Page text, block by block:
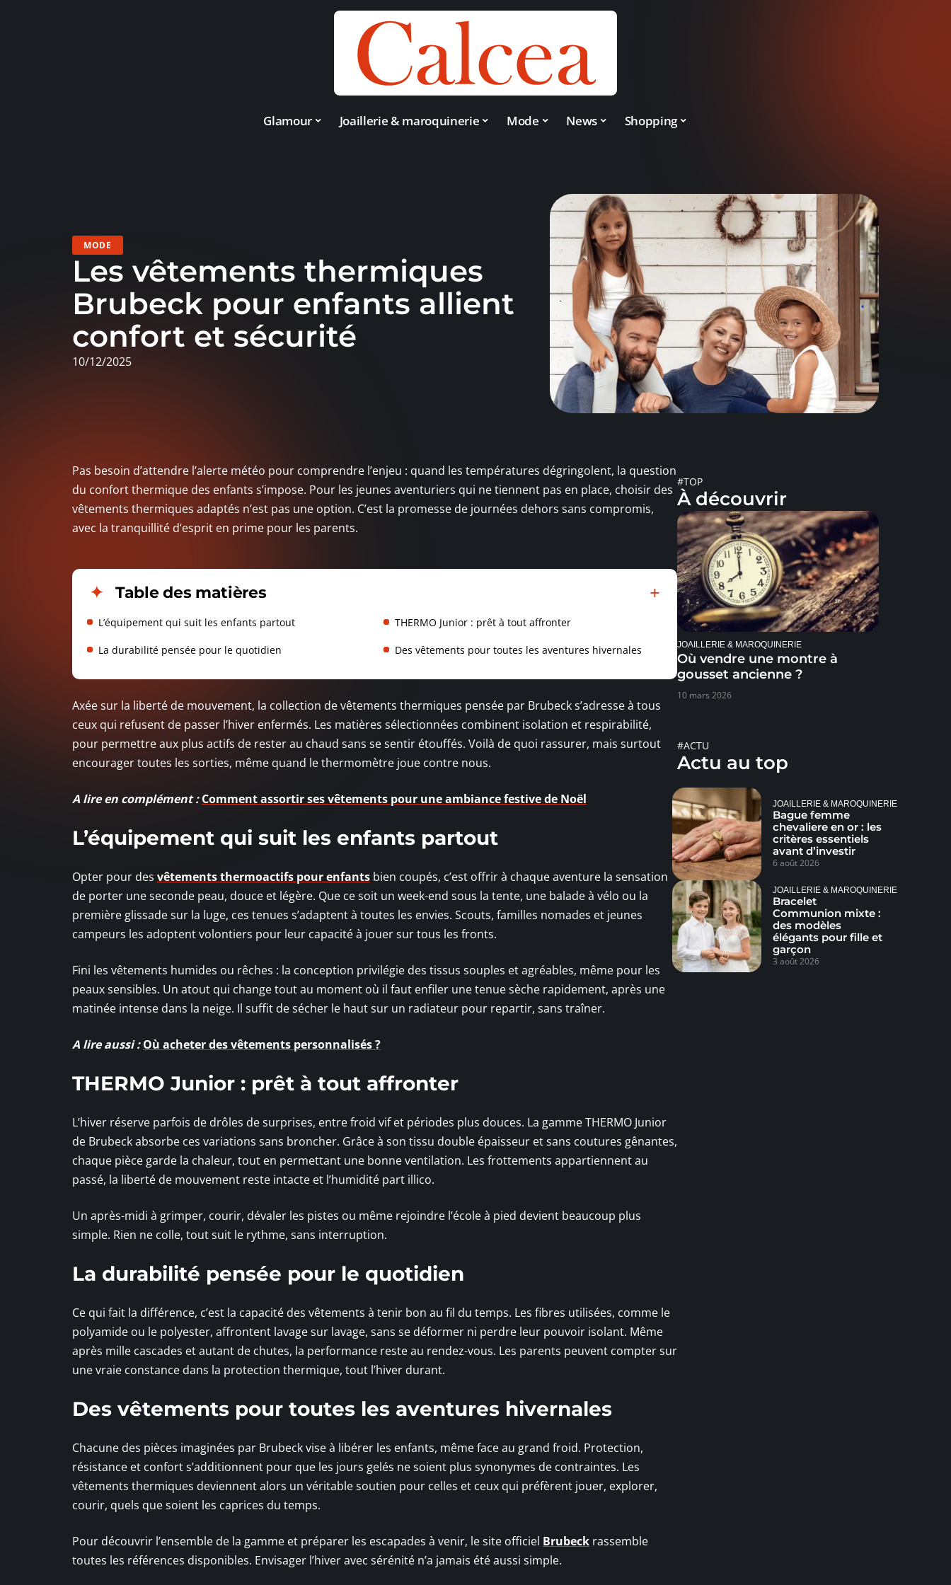
Glamour Joaillerie & maroquinerie Mode News Shopping
MODE
Les vêtements thermiques
Brubeck pour enfants allient
confort et sécurité
10/12/2025
Pas besoin d’attendre l’alerte météo pour comprendre l’enjeu : quand les températures dégringolent, la question
du confort thermique des enfants s’impose. Pour les jeunes aventuriers qui ne tiennent pas en place, choisir des
vêtements thermiques adaptés n’est pas une option. C’est la promesse de journées dehors sans compromis,
avec la tranquillité d’esprit en prime pour les parents.
Table des matières
L’équipement qui suit les enfants partout THERMO Junior : prêt à tout affronter
La durabilité pensée pour le quotidien Des vêtements pour toutes les aventures hivernales
Axée sur la liberté de mouvement, la collection de vêtements thermiques pensée par Brubeck s’adresse à tous
ceux qui refusent de passer l’hiver enfermés. Les matières sélectionnées combinent isolation et respirabilité,
pour permettre aux plus actifs de rester au chaud sans se sentir étouffés. Voilà de quoi rassurer, mais surtout
encourager toutes les sorties, même quand le thermomètre joue contre nous.
A lire en complément : Comment assortir ses vêtements pour une ambiance festive de Noël
L’équipement qui suit les enfants partout
Opter pour des vêtements thermoactifs pour enfants bien coupés, c’est offrir à chaque aventure la sensation
de porter une seconde peau, douce et légère. Que ce soit un week-end sous la tente, une balade à vélo ou la
première glissade sur la luge, ces tenues s’adaptent à toutes les envies. Scouts, familles nomades et jeunes
campeurs les adoptent volontiers pour leur capacité à jouer sur tous les fronts.
Fini les vêtements humides ou rêches : la conception privilégie des tissus souples et agréables, même pour les
peaux sensibles. Un atout qui change tout au moment où il faut enfiler une tenue sèche rapidement, après une
matinée intense dans la neige. Il suffit de sécher le haut sur un radiateur pour repartir, sans traîner.
A lire aussi : Où acheter des vêtements personnalisés ?
THERMO Junior : prêt à tout affronter
L’hiver réserve parfois de drôles de surprises, entre froid vif et périodes plus douces. La gamme THERMO Junior
de Brubeck absorbe ces variations sans broncher. Grâce à son tissu double épaisseur et sans coutures gênantes,
chaque pièce garde la chaleur, tout en permettant une bonne ventilation. Les frottements appartiennent au
passé, la liberté de mouvement reste intacte et l’humidité part illico.
Un après-midi à grimper, courir, dévaler les pistes ou même rejoindre l’école à pied devient beaucoup plus
simple. Rien ne colle, tout suit le rythme, sans interruption.
La durabilité pensée pour le quotidien
Ce qui fait la différence, c’est la capacité des vêtements à tenir bon au fil du temps. Les fibres utilisées, comme le
polyamide ou le polyester, affrontent lavage sur lavage, sans se déformer ni perdre leur pouvoir isolant. Même
après mille cascades et autant de chutes, la performance reste au rendez-vous. Les parents peuvent compter sur
une vraie constance dans la protection thermique, tout l’hiver durant.
Des vêtements pour toutes les aventures hivernales
Chacune des pièces imaginées par Brubeck vise à libérer les enfants, même face au grand froid. Protection,
résistance et confort s’additionnent pour que les jours gelés ne soient plus synonymes de contraintes. Les
vêtements thermiques deviennent alors un véritable soutien pour celles et ceux qui préfèrent jouer, explorer,
courir, quels que soient les caprices du temps.
Pour découvrir l’ensemble de la gamme et préparer les escapades à venir, le site officiel Brubeck rassemble
toutes les références disponibles. Envisager l’hiver avec sérénité n’a jamais été aussi simple.
#TOP
À découvrir
JOAILLERIE & MAROQUINERIE
Où vendre une montre à
gousset ancienne ?
10 mars 2026
#ACTU
Actu au top
JOAILLERIE & MAROQUINERIE
Bague femme
chevaliere en or : les
critères essentiels
avant d’investir
6 août 2026
JOAILLERIE & MAROQUINERIE
Bracelet
Communion mixte :
des modèles
élégants pour fille et
garçon
3 août 2026